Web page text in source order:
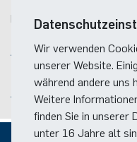
E-Mail:
Anreise
Lageplan der Fakultät
Anreise zum RUB-
Wir verwenden
unserer Website.
während andere uns
Weitere
finden Sie in unserer
unter 16 Jahre alt
Vernetzte
Werkstoffe &